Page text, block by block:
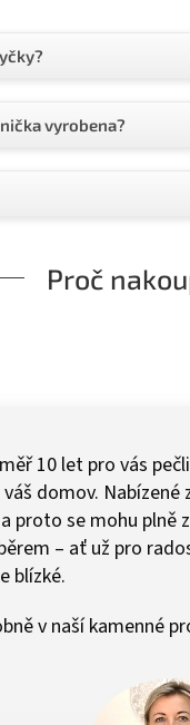
vyrobena?
Proč
10 let pro vás
domov. Nabízené
proto se mohu plně
– ať už pro
blízké.
v naší kamenné